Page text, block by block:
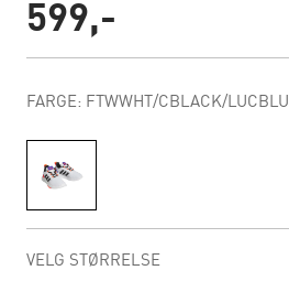
599,-
FARGE: FTWWHT/CBLACK/LUCBLU
VELG STØRRELSE